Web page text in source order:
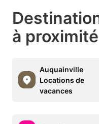
à
Auquainville
Locations de
vacances